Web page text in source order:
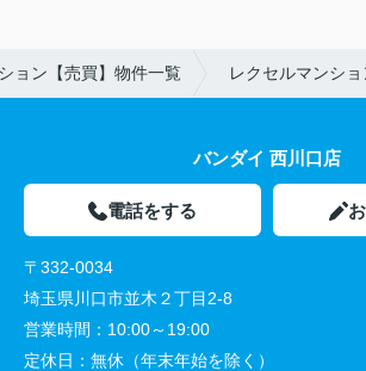
ョン【売買】物件一覧 レクセルマンショ
バンダイ 西川口店
電話をする
〒332-0034
埼玉県川口市並木２丁目2-8
営業時間： 10:00～19:00
定休日： 無休（年末年始を除く）